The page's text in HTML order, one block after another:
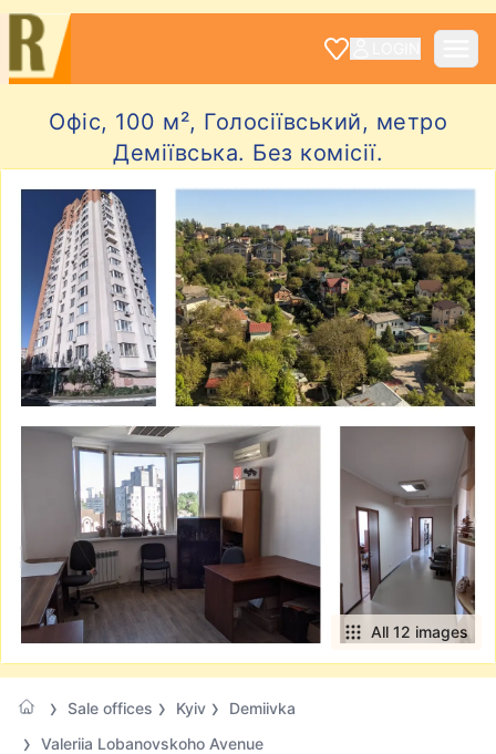
Офіс, 100 м², Голосіївський, метро
Деміївська. Без комісії.
All 12 images
Sale offices Kyiv
Demiivka
Valeriia Lobanovskoho Avenue